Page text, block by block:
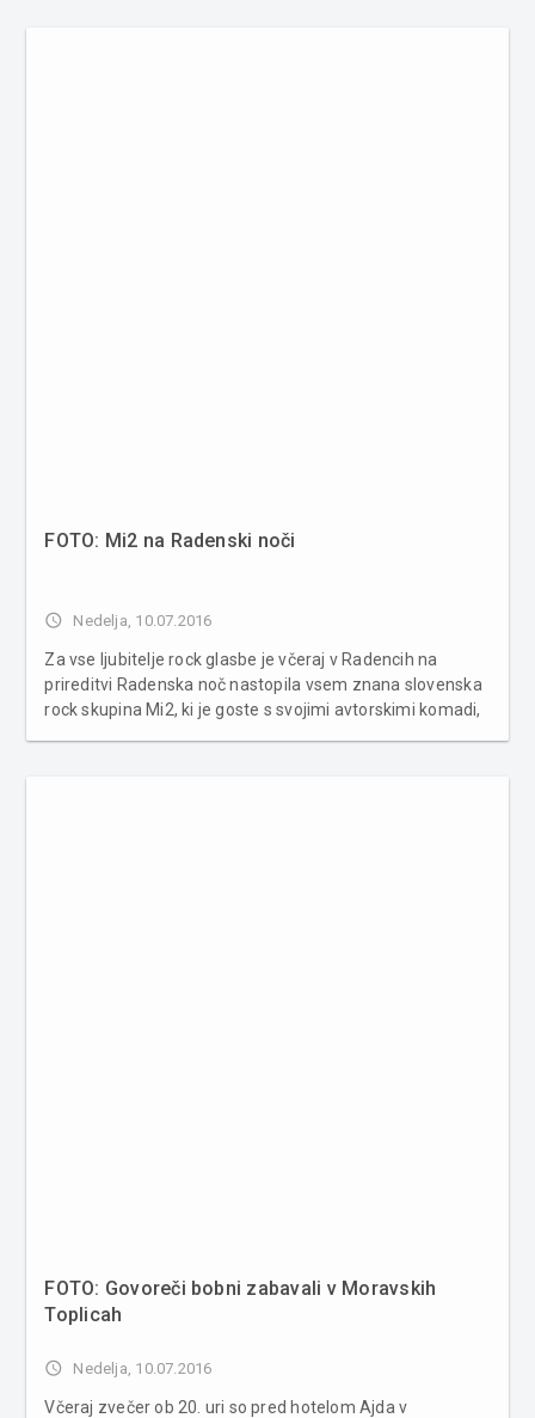
FOTO: Mi2 na Radenski noči
access_time Nedelja, 10.07.2016
Za vse ljubitelje rock glasbe je včeraj v Radencih na
prireditvi Radenska noč nastopila vsem znana slovenska
rock skupina Mi2, ki je goste s svojimi avtorskimi komadi,
FOTO: Govoreči bobni zabavali v Moravskih
Toplicah
access_time Nedelja, 10.07.2016
Včeraj zvečer ob 20. uri so pred hotelom Ajda v